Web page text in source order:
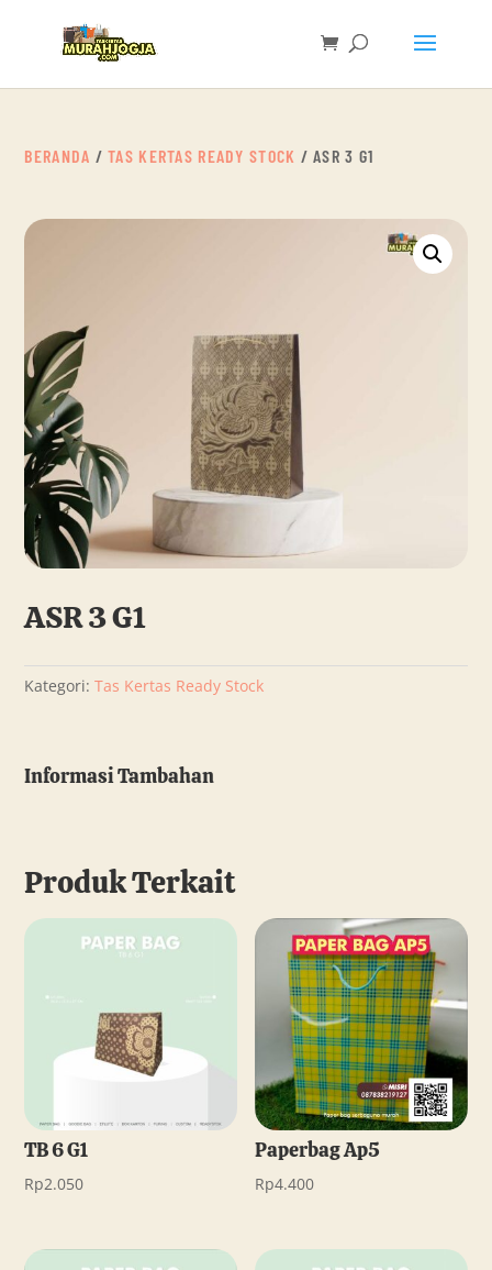
BERANDA /TAS KERTAS READY STOCK / ASR 3 G1
ASR 3 G1
Kategori:Tas Kertas Ready Stock
Informasi Tambahan
Produk Terkait
TB 6 G1
Rp2.050
Paperbag Ap5
Rp4.400